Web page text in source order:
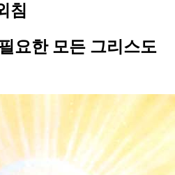
침
요한 모든 그리스도